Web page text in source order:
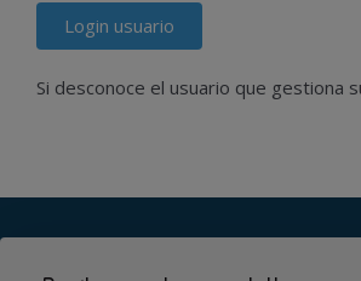
Login usuario
Si desconoce el usuario que gestiona